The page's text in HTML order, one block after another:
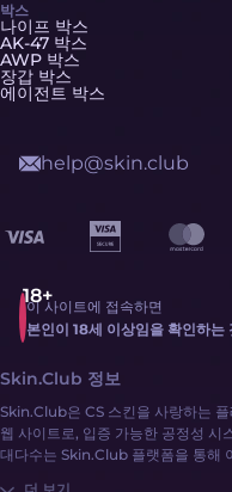
박스
나이프 박스
AK-47 박스
AWP 박스
장갑 박스
에이전트 박스
이 사이트에 접속하면
본인이 18세 이상임을 확인하는
help@skin.club
Skin.Club 정보
Skin.Club은 CS 스킨을 사랑하는
웹 사이트로, 입증 가능한 공정성 시
대다수는 Skin.Club 플랫폼을 통해